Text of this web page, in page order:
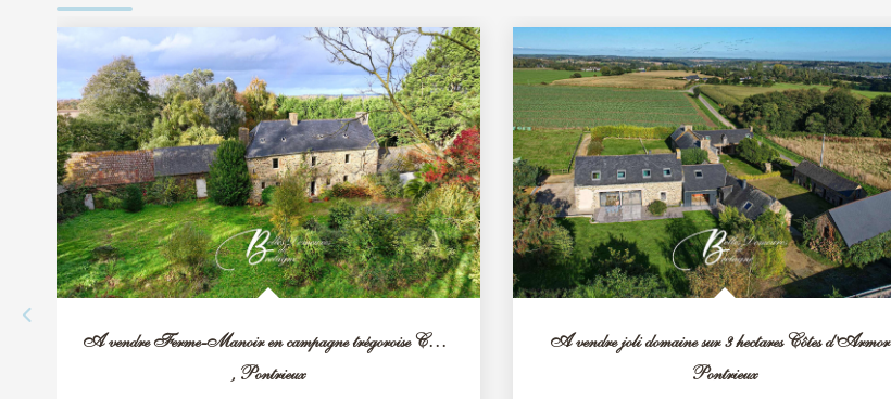
A vendre Ferme-Manoir en campagne trégoroise Côtes d'Armor
, Pontrieux
A vendre joli domaine sur 3 hectares Côtes d'Armor
Pontrieux